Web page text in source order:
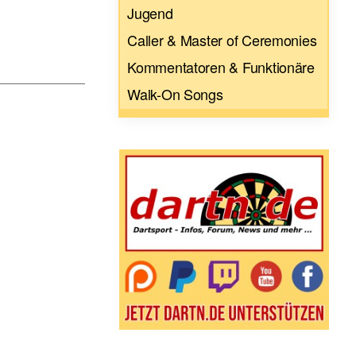
Jugend
Caller & Master of Ceremonies
Kommentatoren & Funktionäre
Walk-On Songs